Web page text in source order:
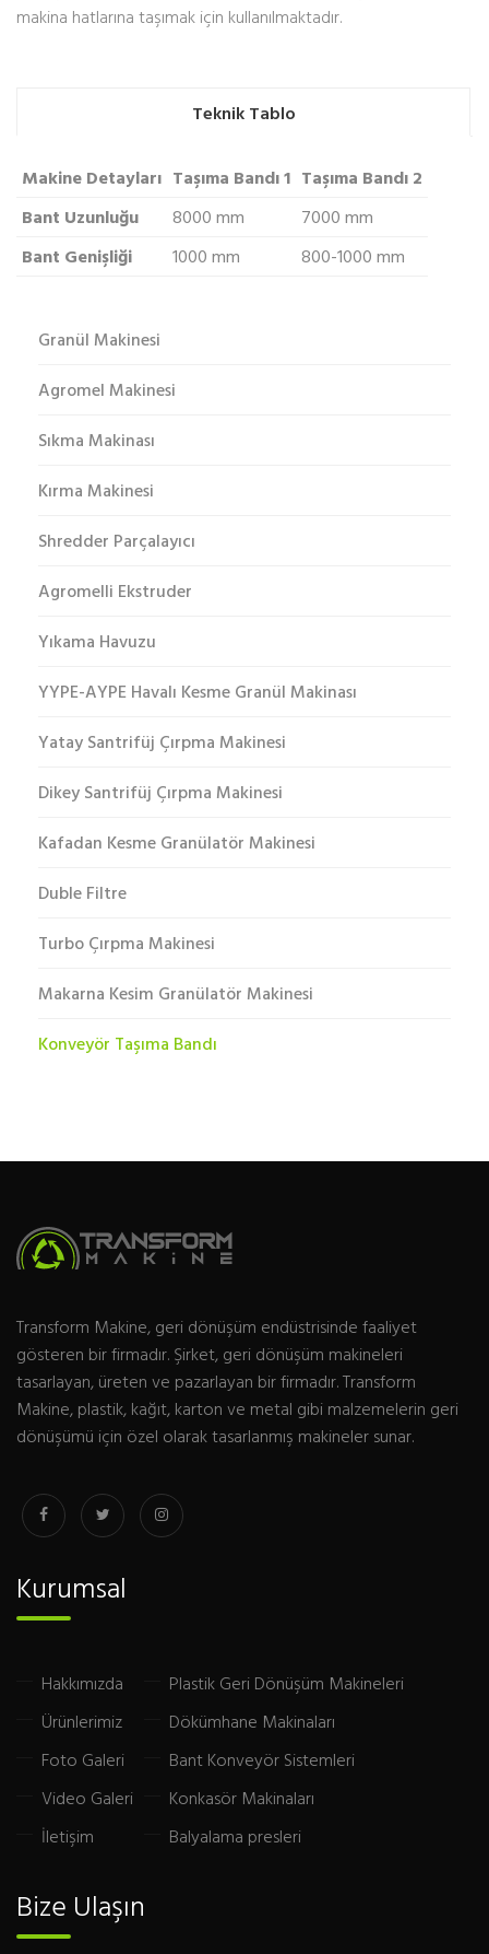
makina hatlarına taşımak için kullanılmaktadır.
Teknik Tablo
Makine Detayları Taşıma Bandı 1 Taşıma Bandı 2
Bant Uzunluğu
8000 mm
7000 mm
Bant Genişliği
1000 mm 800-1000 mm
Granül Makinesi
Agromel Makinesi
Sıkma Makinası
Kırma Makinesi
Shredder Parçalayıcı
Agromelli Ekstruder
Yıkama Havuzu
YYPE-AYPE Havalı Kesme Granül Makinası
Yatay Santrifüj Çırpma Makinesi
Dikey Santrifüj Çırpma Makinesi
Kafadan Kesme Granülatör Makinesi
Duble Filtre
Turbo Çırpma Makinesi
Makarna Kesim Granülatör Makinesi
Konveyör Taşıma Bandı
Transform Makine, geri dönüşüm endüstrisinde faaliyet
gösteren bir firmadır. Şirket, geri dönüşüm makineleri
tasarlayan, üreten ve pazarlayan bir firmadır. Transform
Makine, plastik, kağıt, karton ve metal gibi malzemelerin geri
dönüşümü için özel olarak tasarlanmış makineler sunar.
Kurumsal
Hakkımızda
Ürünlerimiz
Foto Galeri
Video Galeri
İletişim
Plastik Geri Dönüşüm Makineleri
Dökümhane Makinaları
Bant Konveyör Sistemleri
Konkasör Makinaları
Balyalama presleri
Bize Ulaşın